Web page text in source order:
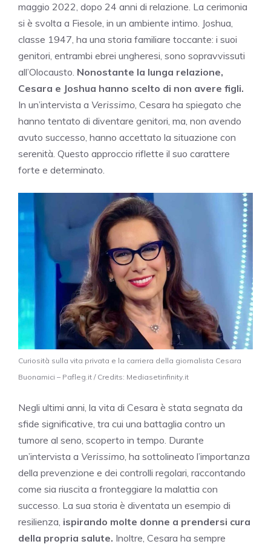
maggio 2022, dopo 24 anni di relazione. La cerimonia
si è svolta a Fiesole, in un ambiente intimo. Joshua,
classe 1947, ha una storia familiare toccante: i suoi
genitori, entrambi ebrei ungheresi, sono sopravvissuti
all’Olocausto. Nonostante la lunga relazione,
Cesara e Joshua hanno scelto di non avere figli.
In un’intervista a Verissimo, Cesara ha spiegato che
hanno tentato di diventare genitori, ma, non avendo
avuto successo, hanno accettato la situazione con
serenità. Questo approccio riflette il suo carattere
forte e determinato.
Curiosità sulla vita privata e la carriera della giornalista Cesara
Buonamici – Pafleg.it / Credits: Mediasetinfinity.it
Negli ultimi anni, la vita di Cesara è stata segnata da
sfide significative, tra cui una battaglia contro un
tumore al seno, scoperto in tempo. Durante
un’intervista a Verissimo , ha sottolineato l’importanza
della prevenzione e dei controlli regolari, raccontando
come sia riuscita a fronteggiare la malattia con
successo. La sua storia è diventata un esempio di
resilienza, ispirando molte donne a prendersi cura
della propria salute. Inoltre, Cesara ha sempre